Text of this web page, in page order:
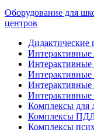
Оборудование для
центров
Дидактические
Интерактивные
Интерактивные
Комплексы для
Комплексы
Комплексы